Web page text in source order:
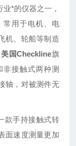
*的仪器之一，
常用于电机、电
机、轮船等制造
美国Checkline旗
接触式两种测
轴，对被测件无
款手持接触式转
面速度测量更加